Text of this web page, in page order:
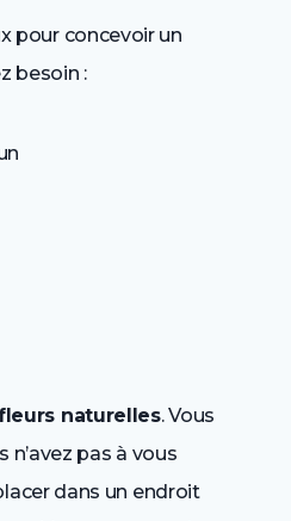
pour concevoir un
besoin :
naturelles. Vous
n’avez pas à vous
dans un endroit